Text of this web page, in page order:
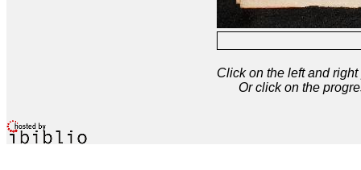
Click on the left and
Or click on the